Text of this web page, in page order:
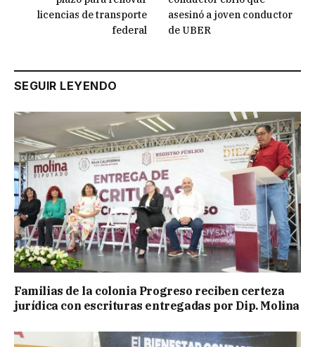
licencias de transporte
federal
asesinó a joven conductor
de UBER
SEGUIR LEYENDO
Familias de la colonia Progreso reciben certeza
jurídica con escrituras entregadas por Dip. Molina